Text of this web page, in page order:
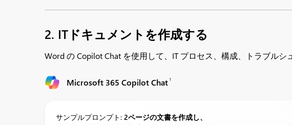
2. ITドキュメントを作成する
Word の Copilot Chat を使用して、IT プロセス、構成、トラブル
Microsoft 365 Copilot Chat 1
サンプルプロンプト: 2ページの文書を作成し、